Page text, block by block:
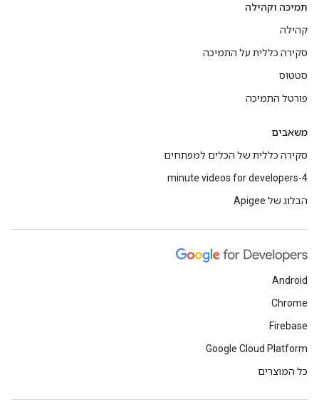
תמיכה וקהילה
קהילה
סקירה כללית על התמיכה
סטטוס
פורטל התמיכה
משאבים
סקירה כללית של הכלים למפתחים
4-minute videos for developers
הבלוג של Apigee
Android
Chrome
Firebase
Google Cloud Platform
כל המוצרים